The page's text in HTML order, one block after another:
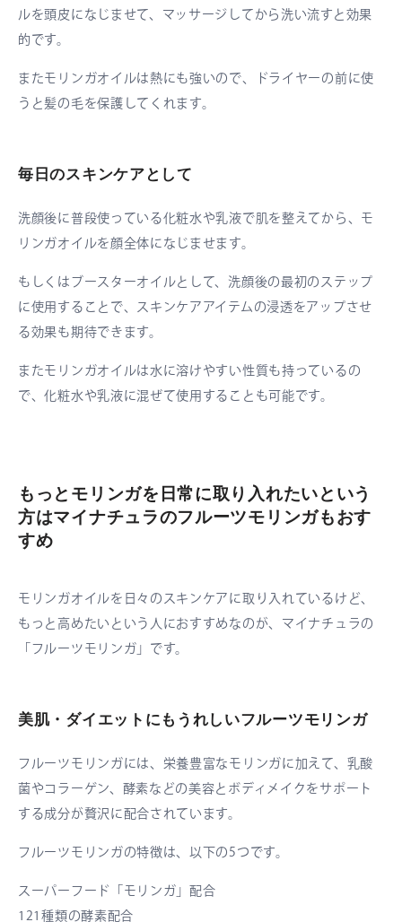
ルを頭皮になじませて、マッサージしてから洗い流すと効果
的です。
またモリンガオイルは熱にも強いので、ドライヤーの前に使
うと髪の毛を保護してくれます。
毎日のスキンケアとして
洗顔後に普段使っている化粧水や乳液で肌を整えてから、モ
リンガオイルを顔全体になじませます。
もしくはブースターオイルとして、洗顔後の最初のステップ
に使用することで、スキンケアアイテムの浸透をアップさせ
る効果も期待できます。
またモリンガオイルは水に溶けやすい性質も持っているの
で、化粧水や乳液に混ぜて使用することも可能です。
もっとモリンガを日常に取り入れたいという
方はマイナチュラのフルーツモリンガもおす
すめ
モリンガオイルを日々のスキンケアに取り入れているけど、
もっと高めたいという人におすすめなのが、マイナチュラの
「フルーツモリンガ」です。
美肌・ダイエットにもうれしいフルーツモリンガ
フルーツモリンガには、栄養豊富なモリンガに加えて、乳酸
菌やコラーゲン、酵素などの美容とボディメイクをサポート
する成分が贅沢に配合されています。
フルーツモリンガの特徴は、以下の5つです。
スーパーフード「モリンガ」配合
121種類の酵素配合